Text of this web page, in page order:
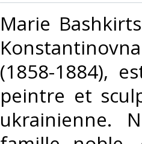
‎Marie
(1858-1884),
peintre et
ukrainienne.